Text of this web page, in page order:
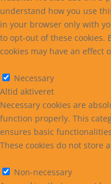
understand how you use
in your browser only with
to opt-out of these cookies.
cookies may have an effect
Necessary
Altid aktiveret
Necessary cookies are
function properly. This
ensures basic
These cookies do not store
Non-necessary